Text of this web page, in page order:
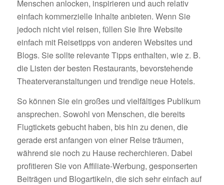
Menschen anlocken, inspirieren und auch relativ
einfach kommerzielle Inhalte anbieten. Wenn Sie
jedoch nicht viel reisen, füllen Sie Ihre Website
einfach mit Reisetipps von anderen Websites und
Blogs. Sie sollte relevante Tipps enthalten, wie z. B.
die Listen der besten Restaurants, bevorstehende
Theaterveranstaltungen und trendige neue Hotels.
So können Sie ein großes und vielfältiges Publikum
ansprechen. Sowohl von Menschen, die bereits
Flugtickets gebucht haben, bis hin zu denen, die
gerade erst anfangen von einer Reise träumen,
während sie noch zu Hause recherchieren. Dabei
profitieren Sie von Affiliate-Werbung, gesponserten
Beiträgen und Blogartikeln, die sich sehr einfach auf